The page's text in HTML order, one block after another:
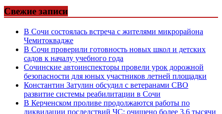
Свежие записи
В Сочи состоялась встреча с жителями микрорайона
Чемитоквадже
В Сочи проверили готовность новых школ и детских
садов к началу учебного года
Сочинские автоинспекторы провели урок дорожной
безопасности для юных участников летней площадки
Константин Затулин обсудил с ветеранами СВО
развитие системы реабилитации в Сочи
В Керченском проливе продолжаются работы по
ликвидации последствий ЧС: очищено более 3,6 тысячи